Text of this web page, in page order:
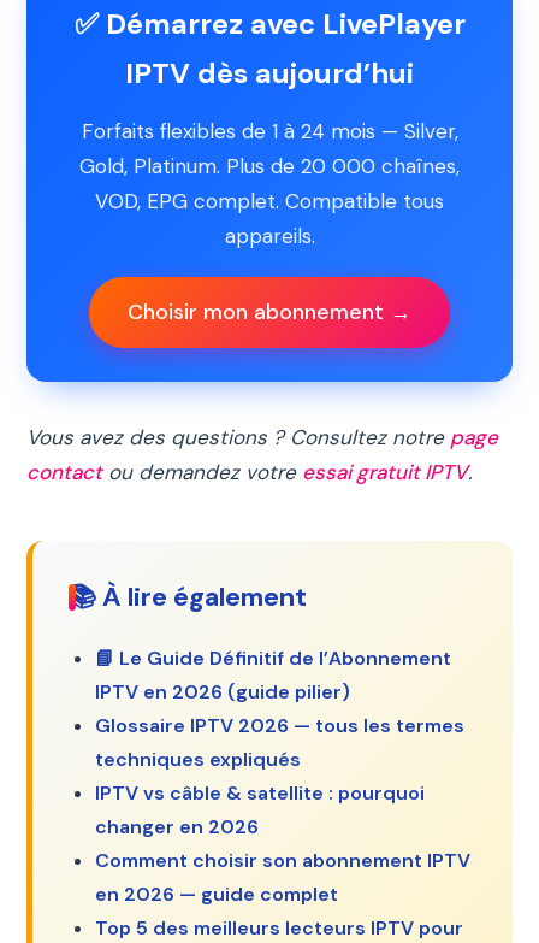
✅ Démarrez avec LivePlayer
IPTV dès aujourd’hui
Forfaits flexibles de 1 à 24 mois — Silver,
Gold, Platinum. Plus de 20 000 chaînes,
VOD, EPG complet. Compatible tous
appareils.
Choisir mon abonnement →
Vous avez des questions ? Consultez notre page
contactou demandez votre essai gratuit IPTV.
📚 À lire également
📘 Le Guide Définitif de l’Abonnement
IPTV en 2026 (guide pilier)
Glossaire IPTV 2026 — tous les termes
techniques expliqués
IPTV vs câble & satellite : pourquoi
changer en 2026
Comment choisir son abonnement IPTV
en 2026 — guide complet
Top 5 des meilleurs lecteurs IPTV pour